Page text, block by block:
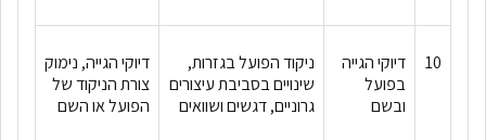
10
דיוקי הגייה
בפועל
ובשם
ניקוד הפועל בגזרות,
שינויים בסביבת עיצורים
גרוניים, דגשים ושוואים
דיוקי הגייה, נימוק
צורת הניקוד של
הפועל או השם